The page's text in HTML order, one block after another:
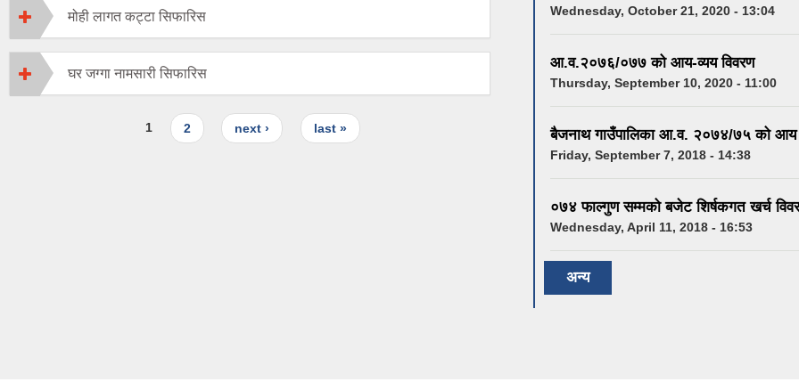
मोही लागत कट्टा सिफारिस
घर जग्गा नामसारी सिफारिस
1 2 next › last »
Wednesday, October 21, 2020 - 13:04
आ.व.२०७६/०७७ को आय-व्यय विवरण
Thursday, September 10, 2020 - 11:00
बैजनाथ गाउँपालिका आ.व. २०७४/७५ को आय
Friday, September 7, 2018 - 14:38
०७४ फाल्गुण सम्मको बजेट शिर्षकगत खर्च
Wednesday, April 11, 2018 - 16:53
अन्य